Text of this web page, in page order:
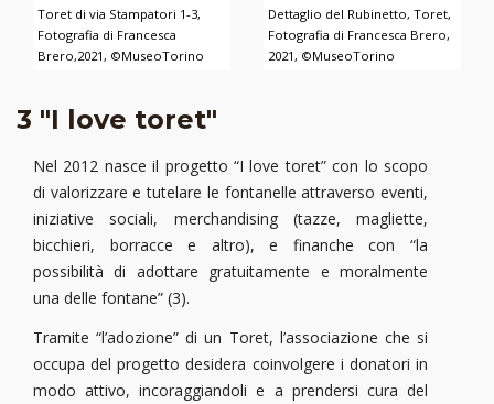
Toret di via Stampatori 1-3,
Fotografia di Francesca
Brero,2021, ©MuseoTorino
Dettaglio del Rubinetto, Toret,
Fotografia di Francesca Brero,
2021, ©MuseoTorino
3 "I love toret"
Nel 2012 nasce il progetto “I love toret” con lo scopo
di valorizzare e tutelare le fontanelle attraverso eventi,
iniziative sociali, merchandising (tazze, magliette,
bicchieri, borracce e altro), e finanche con “la
possibilità di adottare gratuitamente e moralmente
una delle fontane” (3).
Tramite “l’adozione” di un Toret, l’associazione che si
occupa del progetto desidera coinvolgere i donatori in
modo attivo, incoraggiandoli e a prendersi cura del